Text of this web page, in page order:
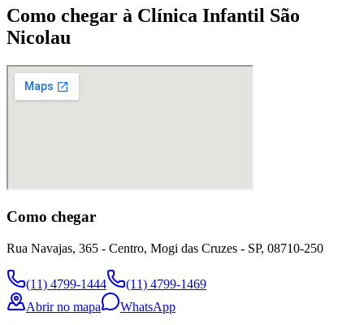
Como chegar à Clínica Infantil São
Nicolau
Como chegar
Rua Navajas, 365 - Centro, Mogi das Cruzes - SP, 08710-250
(11) 4799-1444
(11) 4799-1469
Abrir no mapa
WhatsApp